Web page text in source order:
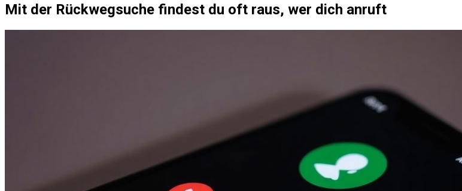
Mit der Rückwegsuche findest du oft raus, wer dich anruft